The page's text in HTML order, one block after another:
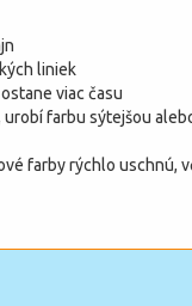
liniek
viac času
farbu sýtejšou
farby rýchlo uschnú,